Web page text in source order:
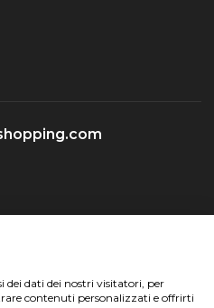
dati dei nostri visitatori, per
contenuti personalizzati e offrirti